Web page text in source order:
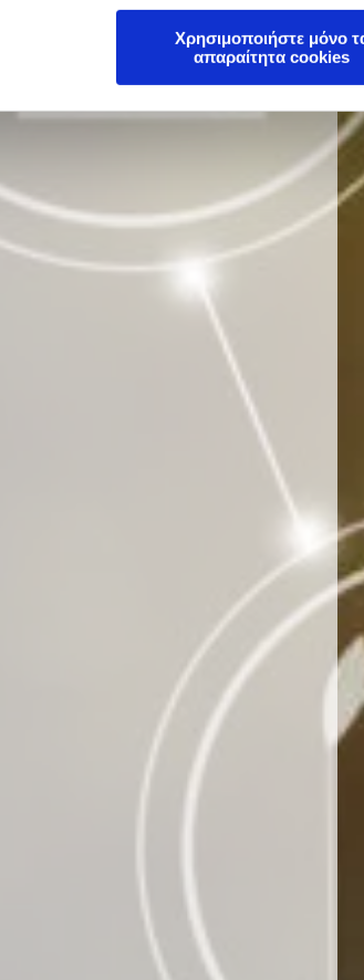
Χρησιμοποιήστε μόνο
απαραίτητα cookies